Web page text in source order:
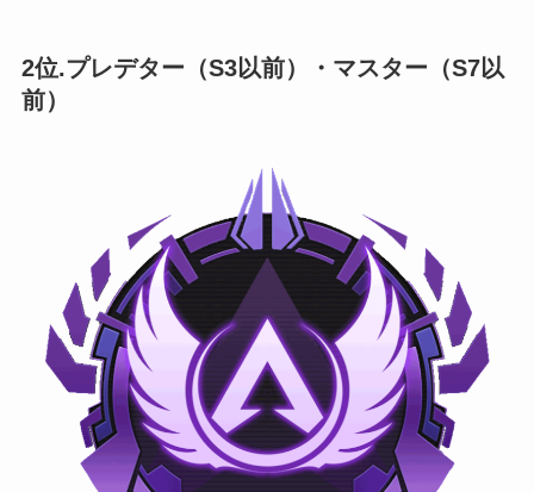
2位.プレデター（S3以前）・マスター（S7以
前）